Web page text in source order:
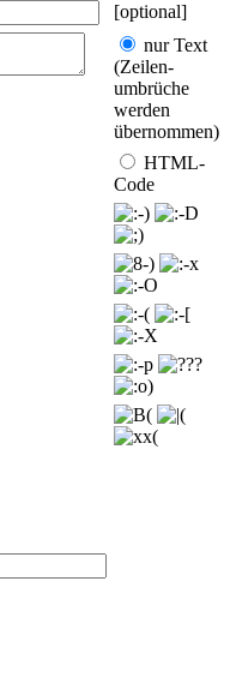
[optional]
nur Text
(Zeilen­
umbrüche
werden
übernommen)
HTML-
Code